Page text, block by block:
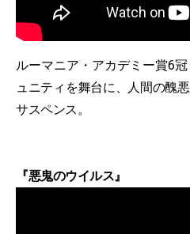
ルーマニア・アカデミー賞6
ュニティを舞台に、人間の醜
サスペンス。
『悪鬼のウイルス』